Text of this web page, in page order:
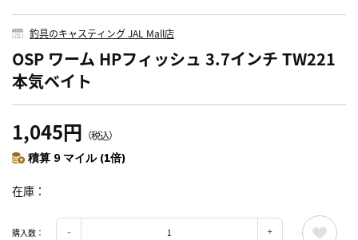
釣具のキャスティング JAL Mall店
OSP ワーム HPフィッシュ 3.7インチ TW221
本気ベイト
1,045円 （税込）
積算 9 マイル (1倍)
在庫
購入数：